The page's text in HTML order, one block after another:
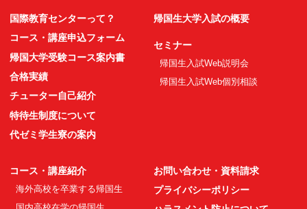
国際教育センターって？
コース・講座申込フォーム
帰国大学受験コース案内書
合格実績
チューター自己紹介
特待生制度について
代ゼミ学生寮の案内
コース・講座紹介
海外高校を卒業する帰国生
帰国生大学入試の概要
セミナー
帰国生入試Web説明会
帰国生入試Web個別相談
お問い合わせ・資料請求
プライバシーポリシー